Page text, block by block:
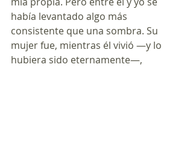
había levantado algo más
consistente que una sombra. Su
mujer fue, mientras él vivió —y lo
hubiera sido eternamente—,